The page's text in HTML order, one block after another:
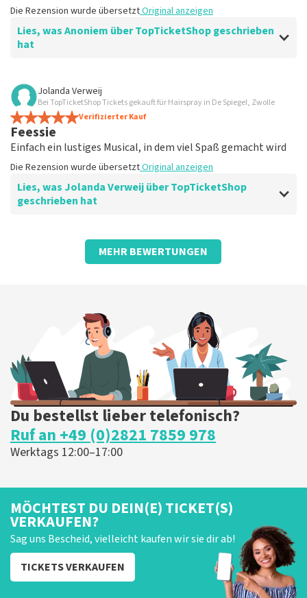
Die Rezension wurde übersetztOriginal anzeigen
Lies, was Anoniem über TopTicketShop geschrieben
hat
Bewertung von Anoniem über
Zufrieden
Die Rezension wurde übersetzt
Jolanda Verweij
Bei TopTicketShop Tickets gekauft für Hairspray in De Spiegel, Zwolle
Verifizierter Kauf
Feessie
Einfach ein lustiges Musical, in dem viel Spaß gemacht wird
Die Rezension wurde übersetztOriginal anzeigen
Lies, was Jolanda Verweij über TopTicketShop
geschrieben hat
Bewertung von Jolanda Verweij überTopTicketShop
MEHR BEWERTUNGEN
Du bestellst lieber telefonisch?
Ruf an +49 (0)2821 7859 978
Werktags 12:00–17:00
MÖCHTEST DU DEIN(E) TICKET(S)
VERKAUFEN?
Sag uns Bescheid, vielleicht kaufen wir sie dir ab!
TICKETS VERKAUFEN